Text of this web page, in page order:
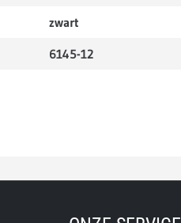
zwart
6145-12